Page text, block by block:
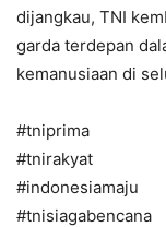
dijangkau, TNI
garda terdepan
kemanusiaan di
#tniprima
#tnirakyat
#indonesiamaju
#tnisiagabencana